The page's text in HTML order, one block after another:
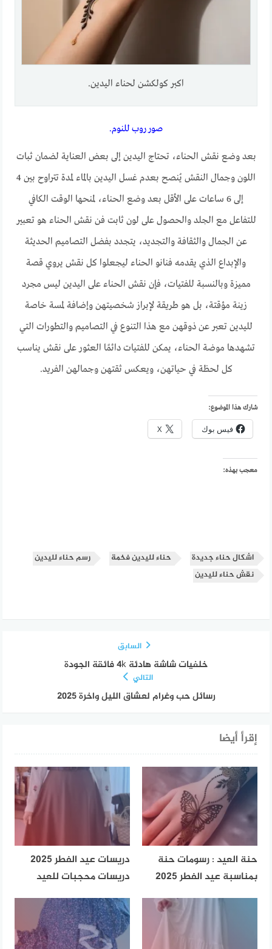
اكبر كولكشن لحناء اليدين.
صور روب للنوم.
بعد وضع نقش الحناء، تحتاج اليدين إلى بعض العناية لضمان ثبات
اللون وجمال النقش يُنصح بعدم غسل اليدين بالماء لمدة تتراوح بين 4
إلى 6 ساعات على الأقل بعد وضع الحناء، لمنحها الوقت الكافي
للتفاعل مع الجلد والحصول على لون ثابت فن نقش الحناء هو تعبير
عن الجمال والثقافة والتجديد، يتجدد بفضل التصاميم الحديثة
والإبداع الذي يقدمه فنانو الحناء ليجعلوا كل نقش يروي قصة
مميزة وبالنسبة للفتيات، فإن نقش الحناء على اليدين ليس مجرد
زينة مؤقتة، بل هو طريقة لإبراز شخصيتهن وإضافة لمسة خاصة
لليدين تعبر عن ذوقهن مع هذا التنوع في التصاميم والتطورات التي
تشهدها موضة الحناء، يمكن للفتيات دائمًا العثور على نقش يناسب
كل لحظة في حياتهن، ويعكس ثقتهن وجمالهن الفريد.
شارك هذا الموضوع:
فيس بوك X
معجب بهذه:
اشكال حناء جديدة حناء لليدين فخمة
رسم حناء لليدين
نقش حناء لليدين
السابق
خلفيات شاشة هادئة 4k فائقة الجودة
التالي
رسائل حب وغرام لعشاق الليل واخرة 2025
إقرأ أيضا
حنة العيد : رسومات حنة
بمناسبة عيد الفطر 2025
دريسات عيد الفطر 2025
دريسات محجبات للعيد